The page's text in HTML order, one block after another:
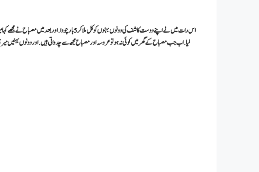
اس رات میں نے اپنے دوست کاشف کی دونوں بہنوں کو کل ملا
لیا. اب جب مصباح کے گھر میں کوئی نہ ہو تو عروسہ اور مصباح مجھ سے چدواتی ہیں. اور دونوں بہنیں